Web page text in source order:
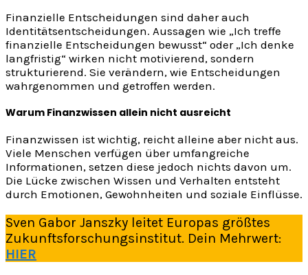
Finanzielle Entscheidungen sind daher auch
Identitätsentscheidungen. Aussagen wie „Ich treffe
finanzielle Entscheidungen bewusst“ oder „Ich denke
langfristig“ wirken nicht motivierend, sondern
strukturierend. Sie verändern, wie Entscheidungen
wahrgenommen und getroffen werden.
Warum Finanzwissen allein nicht ausreicht
Finanzwissen ist wichtig, reicht alleine aber nicht aus.
Viele Menschen verfügen über umfangreiche
Informationen, setzen diese jedoch nichts davon um.
Die Lücke zwischen Wissen und Verhalten entsteht
durch Emotionen, Gewohnheiten und soziale Einflüsse.
Sven Gabor Janszky leitet Europas größtes
Zukunftsforschungsinstitut. Dein Mehrwert:
HIER